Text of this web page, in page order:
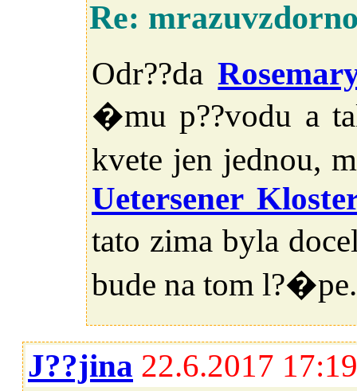
Re:
Odr??da
�mu p??vodu a
kvete jen jednou,
Uetersener
tato zima byla
bude na tom l?�pe.
J??jina 22.6.2017 17:19